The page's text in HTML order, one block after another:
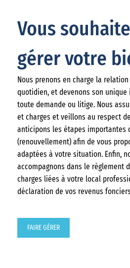
Vous
gérer votre
Nous prenons en charge la
quotidien, et devenons son
toute demande ou litige. Nous
et charges et veillons au respect
anticipons les étapes importantes
(renouvellement) afin de vous
adaptées à votre situation. Enfin,
accompagnons dans le règlement
charges liées à votre local
déclaration de vos revenus fonciers
FAIRE GÉRER